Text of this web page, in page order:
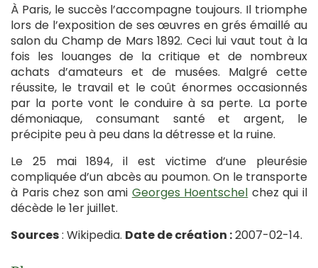
À Paris, le succès l’accompagne toujours. Il triomphe
lors de l’exposition de ses œuvres en grés émaillé au
salon du Champ de Mars 1892. Ceci lui vaut tout à la
fois les louanges de la critique et de nombreux
achats d’amateurs et de musées. Malgré cette
réussite, le travail et le coût énormes occasionnés
par la porte vont le conduire à sa perte. La porte
démoniaque, consumant santé et argent, le
précipite peu à peu dans la détresse et la ruine.
Le 25 mai 1894, il est victime d’une pleurésie
compliquée d’un abcès au poumon. On le transporte
à Paris chez son ami Georges Hoentschel chez qui il
décède le 1er juillet.
Sources: Wikipedia. Date de création :2007-02-14.